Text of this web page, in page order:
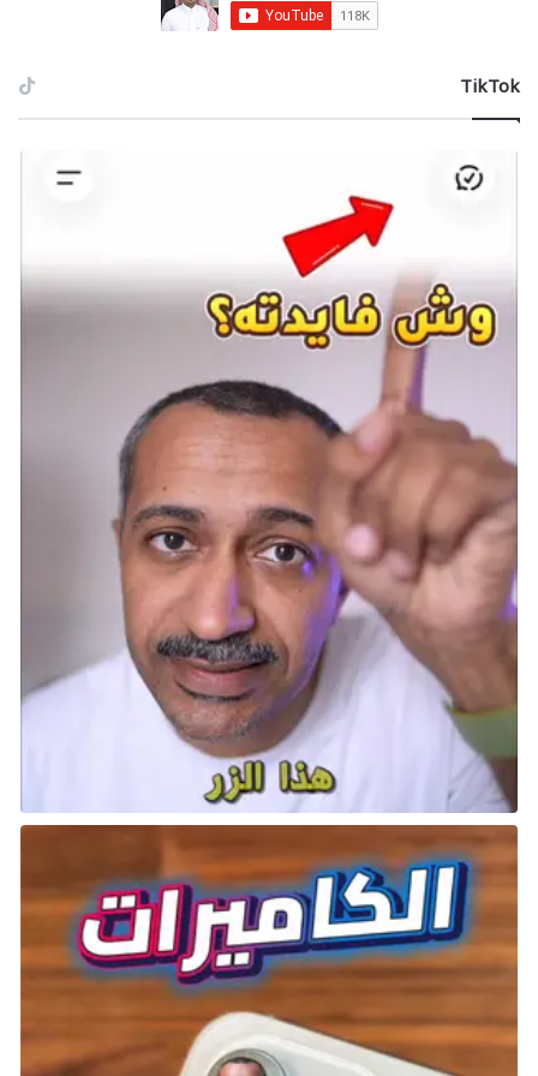
وفقًا لشبكة Games Radar فإن نقطتي القوة
الألغاز تقدم صعوبة متوازنة بحسب معظم الإعلاميين
شارك هذه الصفحة عبر
‫TikTok